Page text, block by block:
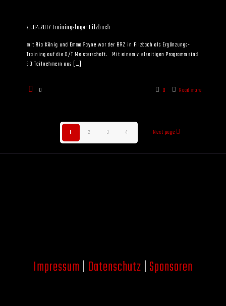
23.04.2017 Trainingslager Filzbach
mit Ria König und Emma Payne war der BRZ in Filzbach als Ergänzungs-
Training auf die D/T Meisterschaft. Mit einem vielseitigen Programm sind
30 Teilnehmern aus […]
0 0 Read more
1 2 3 4 Next page
Impressum | Datenschutz | Sponsoren